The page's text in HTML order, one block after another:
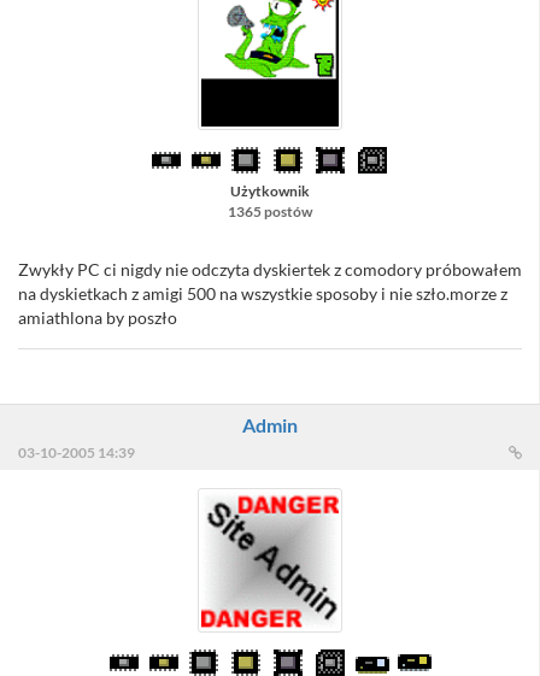
Użytkownik
1365 postów
Zwykły PC ci nigdy nie odczyta dyskiertek z comodory próbowałem
na dyskietkach z amigi 500 na wszystkie sposoby i nie szło.morze z
amiathlona by poszło
Admin
03-10-2005 14:39